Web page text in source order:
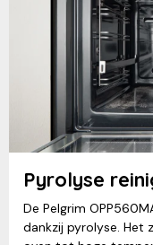
Pyrolyse
De Pelgrim
dankzij pyrolyse. Het